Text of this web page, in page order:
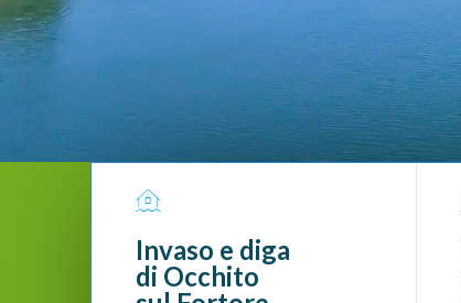
Invaso e diga
di Occhito